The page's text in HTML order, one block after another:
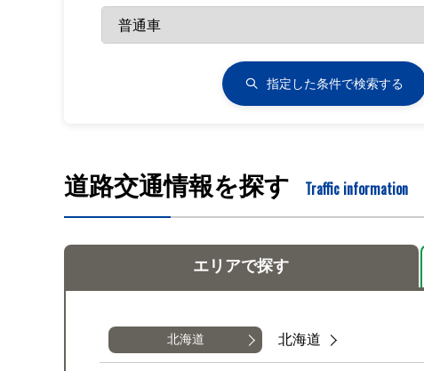
指定した条件で検索する
道路交通情報を探す Traffic information
エリアで探す
北海道 北海道